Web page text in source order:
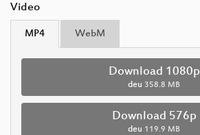
Video
MP4 WebM
Download 1080p
deu 358.8 MB
Download 576p
deu 119.9 MB